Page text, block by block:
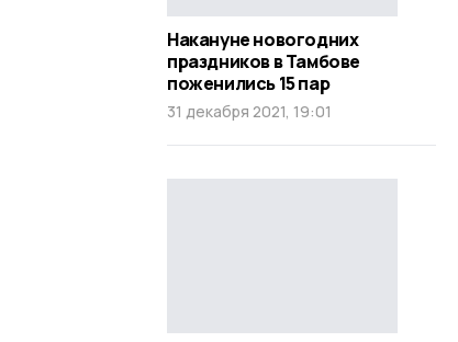
Накануне новогодних
праздников в Тамбове
поженились 15 пар
31 декабря 2021, 19:01